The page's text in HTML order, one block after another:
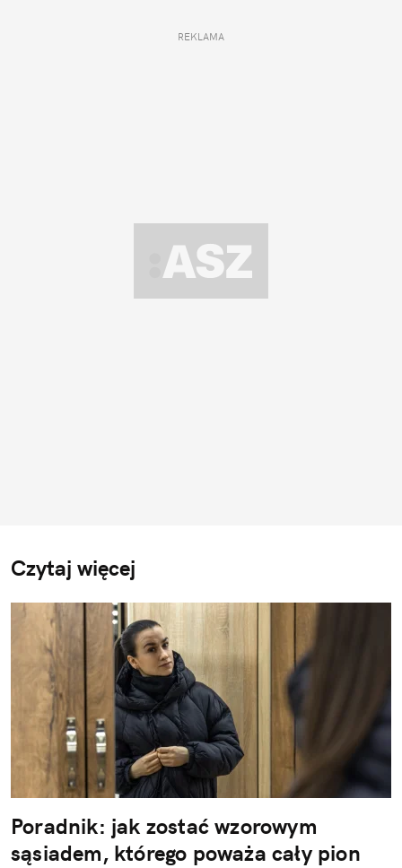
REKLAMA
Czytaj więcej
Poradnik: jak zostać wzorowym
sąsiadem, którego poważa cały pion